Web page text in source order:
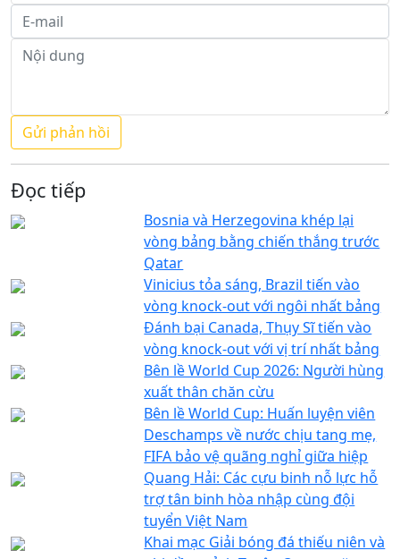
Đọc tiếp
Bosnia và Herzegovina khép lại
vòng bảng bằng chiến thắng trước
Qatar
Vinicius tỏa sáng, Brazil tiến vào
vòng knock-out với ngôi nhất bảng
Đánh bại Canada, Thụy Sĩ tiến vào
vòng knock-out với vị trí nhất bảng
Bên lề World Cup 2026: Người hùng
xuất thân chăn cừu
Bên lề World Cup: Huấn luyện viên
Deschamps về nước chịu tang mẹ,
FIFA bảo vệ quãng nghỉ giữa hiệp
Quang Hải: Các cựu binh nỗ lực hỗ
trợ tân binh hòa nhập cùng đội
tuyển Việt Nam
Khai mạc Giải bóng đá thiếu niên và